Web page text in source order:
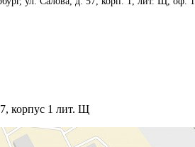
корпус 1 лит. Щ